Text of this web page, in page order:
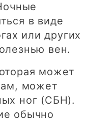
в виде
или других
вен.
может
может
ног (СБН).
обычно